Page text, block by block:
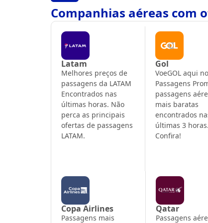
Companhias aéreas com
Latam
Melhores preços de
passagens da LATAM
Encontrados nas
últimas horas. Não
perca as principais
ofertas de passagens
LATAM.
Gol
VoeGOL aqui no
Passagens
passagens
mais baratas
encontrados
últimas 3 horas.
Confira!
Copa Airlines
Passagens mais
Qatar
Passagens